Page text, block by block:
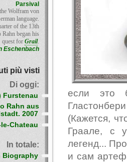
если это
(Кажется,
Граале, с
легенд...
и сам
Parsival
Wolfram von
language.
of the 13th
began his
quest for Grail.
Eschenbach
più visti
Di oggi:
Furstenau
Rahn aus
2007
le-Chateau
In totale:
Biography